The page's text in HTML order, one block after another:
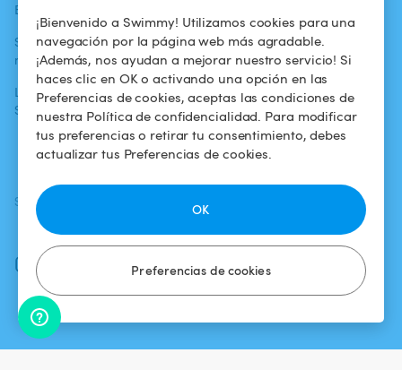
¡Bienvenido a Swimmy! Utilizamos cookies para una
navegación por la página web más agradable.
¡Además, nos ayudan a mejorar nuestro servicio! Si
haces clic en OK o activando una opción en las
Preferencias de cookies, aceptas las condiciones de
nuestra Política de confidencialidad. Para modificar
tus preferencias o retirar tu consentimiento, debes
actualizar tus Preferencias de cookies.
Preferencias de cookies
OK
Blog
Swimmy en los
medios
La aventura
Swimmy
Para los
propietarios
Alquilar mi
piscina
¿Cómo funciona?
Condiciones de
uso
Política de
confidencialidad
Aviso legal
SÍGUENOS
Facebook
Instagram